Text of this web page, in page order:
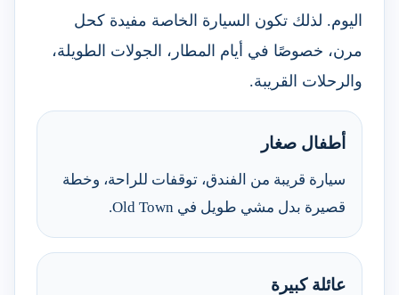
اليوم. لذلك تكون السيارة الخاصة مفيدة كحل
مرن، خصوصًا في أيام المطار، الجولات الطويلة،
والرحلات القريبة.
أطفال صغار
سيارة قريبة من الفندق، توقفات للراحة، وخطة
قصيرة بدل مشي طويل في Old Town.
عائلة كبيرة